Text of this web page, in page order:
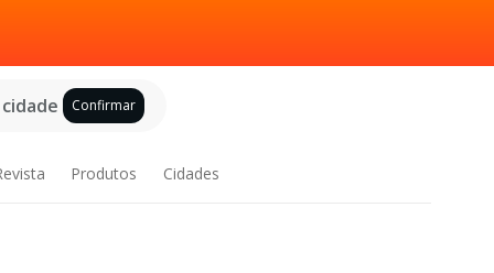
Confirmar
Produtos Cidades